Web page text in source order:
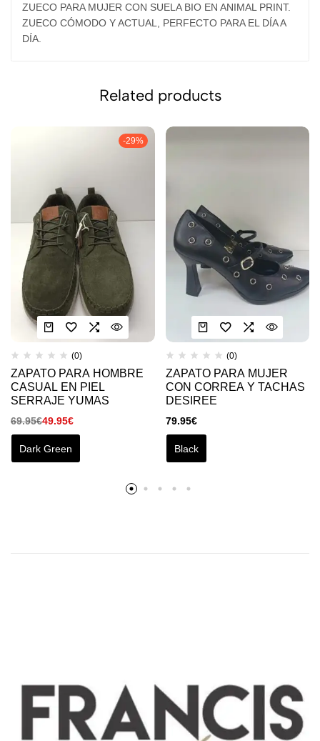
ZUECO PARA MUJER CON SUELA BIO EN ANIMAL PRINT.
ZUECO CÓMODO Y ACTUAL, PERFECTO PARA EL DÍA A
DÍA.
Related products
-29%
(0)
ZAPATO PARA HOMBRE
CASUAL EN PIEL
SERRAJE YUMAS
69.95€49.95€
Dark Green
(0)
ZAPATO PARA MUJER
CON CORREA Y TACHAS
DESIREE
79.95€
Black